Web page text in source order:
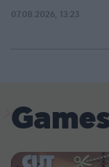
07.08.2026, 13:23